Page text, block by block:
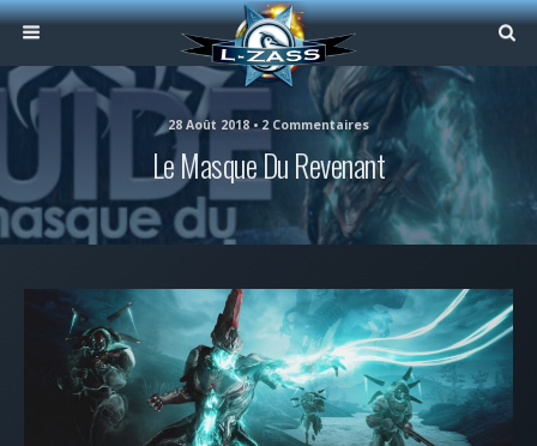
28 Août 2018 • 2 Commentaires
Le Masque Du Revenant